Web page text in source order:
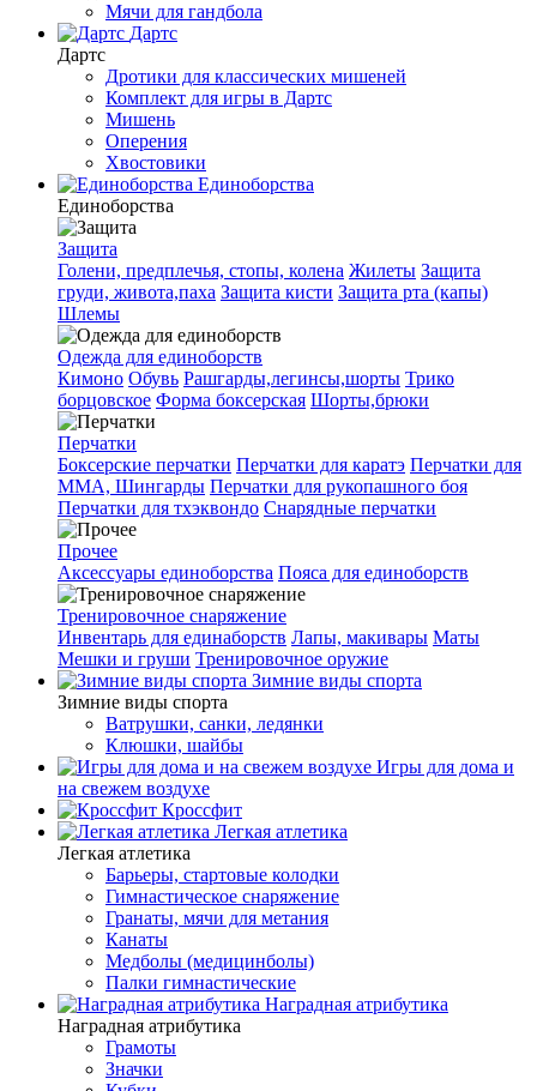
Мячи для гандбола
Дартс
Дартс
Дротики для классических мишеней
Комплект для игры в Дартс
Мишень
Оперения
Хвостовики
Единоборства
Единоборства
Защита
Голени, предплечья, стопы, колена Жилеты Защита
груди, живота,паха Защита кисти Защита рта (капы)
Шлемы
Одежда для единоборств
Кимоно Обувь Рашгарды,легинсы,шорты Трико
борцовское Форма боксерская Шорты,брюки
Перчатки
Боксерские перчатки Перчатки для каратэ Перчатки для
ММА, Шингарды Перчатки для рукопашного боя
Перчатки для тхэквондо Снарядные перчатки
Прочее
Аксессуары единоборства Пояса для единоборств
Тренировочное снаряжение
Инвентарь для единаборств Лапы, макивары Маты
Мешки и груши Тренировочное оружие
Зимние виды спорта
Зимние виды спорта
Ватрушки, санки, ледянки
Клюшки, шайбы
Игры для дома и
на свежем воздухе
Кроссфит
Легкая атлетика
Легкая атлетика
Барьеры, стартовые колодки
Гимнастическое снаряжение
Гранаты, мячи для метания
Канаты
Медболы (медицинболы)
Палки гимнастические
Наградная атрибутика
Наградная атрибутика
Грамоты
Значки